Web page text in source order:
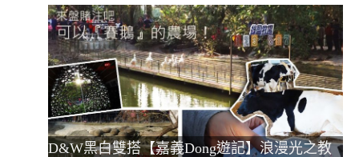
D&W黑白雙搭【嘉義Dong遊記】浪漫光之教